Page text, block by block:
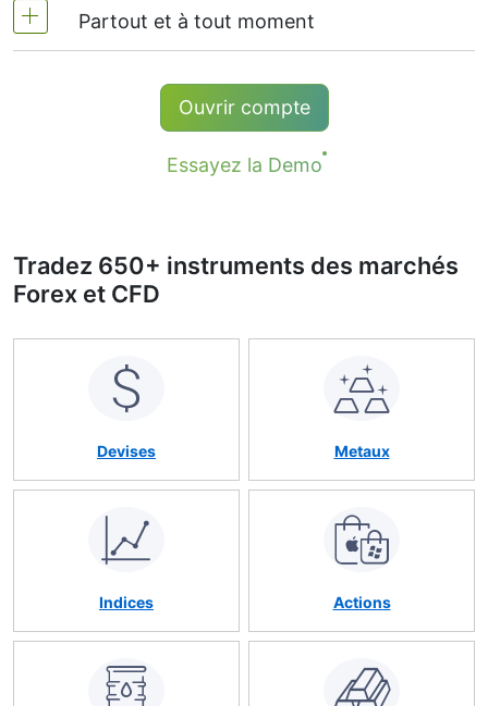
Choisissez des instruments synthétiques prêts
NetTradeX - Notre plateforme avancée
Partout et à tout moment
Support en ligne qualifié en 19 langues
24 sur 24 par jour
Ouvrir compte
Essayez la Demo
Tradez 650+ instruments des marchés
Forex et CFD
Devises Metaux
Indices Actions